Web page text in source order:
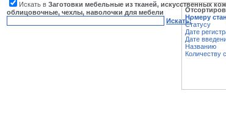
Искать в Заготовки мебельные из тканей, искусственных
облицовочные, чехлы, наволочки для мебели
Искать!Номеру
Статусу
Дате
Дате
Названию
Количеству